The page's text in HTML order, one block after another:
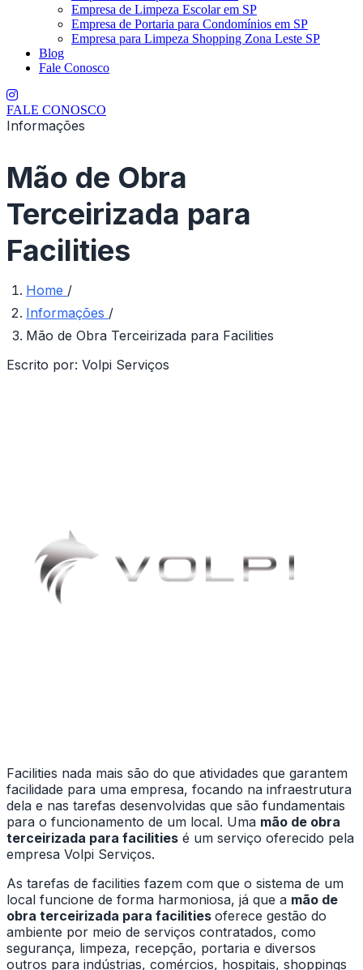
Empresa de Limpeza Escolar em SP
Empresa de Portaria para Condomínios em SP
Empresa para Limpeza Shopping Zona Leste SP
Blog
Fale Conosco
FALE CONOSCO
Informações
Mão de Obra
Terceirizada para
Facilities
Home /
Informações /
Mão de Obra Terceirizada para Facilities
Escrito por: Volpi Serviços
Facilities nada mais são do que atividades que garantem
facilidade para uma empresa, focando na infraestrutura
dela e nas tarefas desenvolvidas que são fundamentais
para o funcionamento de um local. Uma mão de obra
terceirizada para facilities é um serviço oferecido pela
empresa Volpi Serviços.
As tarefas de facilities fazem com que o sistema de um
local funcione de forma harmoniosa, já que a mão de
obra terceirizada para facilities oferece gestão do
ambiente por meio de serviços contratados, como
segurança, limpeza, recepção, portaria e diversos
outros para indústrias, comércios, hospitais, shoppings